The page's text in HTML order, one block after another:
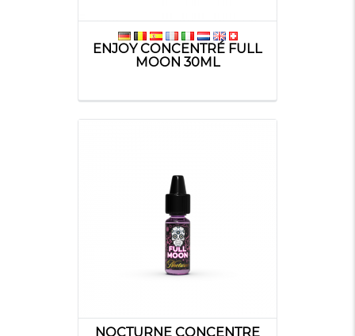
ENJOY CONCENTRÉ FULL
MOON 30ML
NOCTURNE CONCENTRE